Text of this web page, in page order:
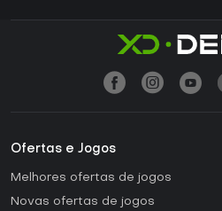
Ofertas e Jogos
Melhores ofertas de jogos
Novas ofertas de jogos